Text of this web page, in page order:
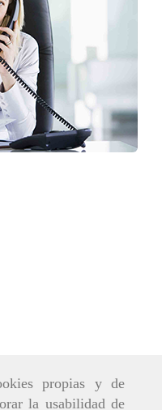
propias y de
la usabilidad de